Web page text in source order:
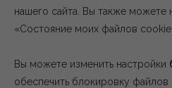
нашего сайта. Вы также можете
«Состояние моих файлов
Вы можете изменить настройки
обеспечить блокировку